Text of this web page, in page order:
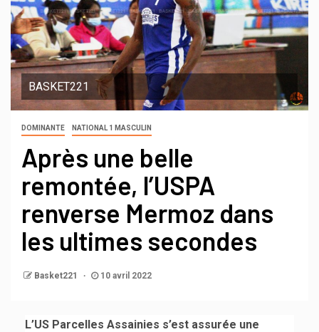
BASKET221
DOMINANTE NATIONAL 1 MASCULIN
Après une belle
remontée, l’USPA
renverse Mermoz dans
les ultimes secondes
Basket221 10 avril 2022
L’US Parcelles Assainies s’est assurée une